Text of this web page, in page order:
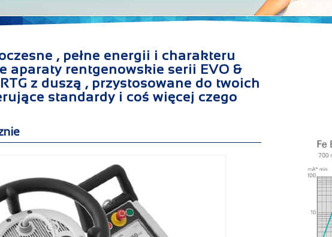
, pełne energii i charakteru
aparaty rentgenowskie serii EVO &
z duszą , przystosowane do twoich
standardy i coś więcej czego